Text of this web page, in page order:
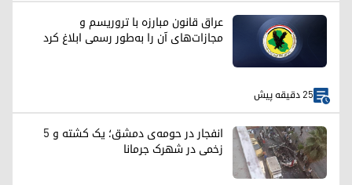
عراق قانون مبارزه با تروریسم و
مجازات‌های آن را به‌طور رسمی ابلاغ کرد
25 دقیقه پیش
انفجار در حومه‌ی دمشق؛ یک کشته و ۵
زخمی در شهرک جرمانا